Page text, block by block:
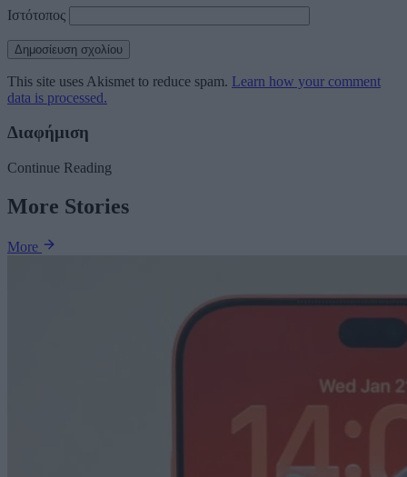
Ιστότοπος
This site uses Akismet to reduce spam. Learn how your comment
data is processed.
Διαφήμιση
Continue Reading
More Stories
More